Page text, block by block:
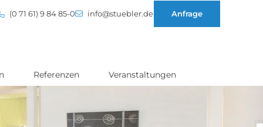
(0 71 61) 9 84 85-0 info@stuebler.de Anfrage
Referenzen Veranstaltungen